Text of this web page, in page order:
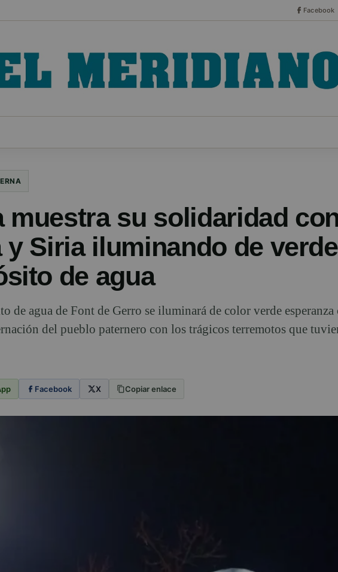
Facebook
muestra su solidaridad
y Siria iluminando de
de agua
de agua de Font de Gerro se iluminará de color verde esperanza
del pueblo paternero con los trágicos terremotos que
Facebook X Copiar enlace